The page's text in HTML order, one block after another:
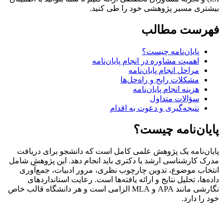
بیشتری مسیر پژوهشی خود را طی کنید.
فهرست مطالب
پایان‌نامه چیست؟
اهمیت مشاوره در انجام پایان‌نامه
مراحل انجام پایان‌نامه
مشکلات رایج و راه‌حل‌ها
هزینه انجام پایان‌نامه
سؤالات متداول
نتیجه‌گیری و دعوت به اقدام
پایان‌نامه چیست؟
پایان‌نامه یک پژوهش علمی کامل است که دانشجو برای دریافت
مدرک کارشناسی ارشد یا دکتری باید انجام دهد. این پژوهش شامل
انتخاب موضوع، تدوین چارچوب نظری، مرور ادبیات، جمع‌آوری
داده‌ها، تحلیل نتایج و ارائه یافته‌ها است. رعایت استانداردهای
نگارشی مانند APA و MLA الزامی است و هر دانشگاه قالب خاص
خود را دارد.